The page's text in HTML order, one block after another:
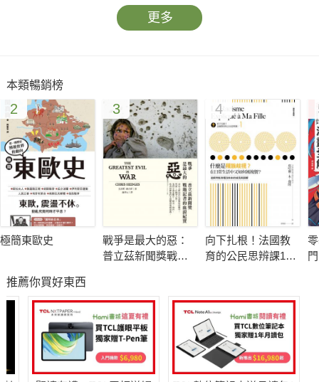
1970年代儒法鬥爭事件是思想分歧「一分為二」的典型範例。劉
紀蕙以此事件作為哲學考掘學的標記與索引，討論中國思想史中
同時繞道西方，說明當代漢學家如朱利安與畢來德等人為何無法
掌握法家與道家最為激進的批判政治力量。相反的，1968年前後
受到毛澤東「一分為二」啟發的當代思想家，包括阿圖塞、洪席
耶、巴里巴爾以及巴迪烏等人，卻以唯物辯證的方法論，持續回
應當前社會的難題。
最後，本書重返中國政治思想，以晚清章太炎的政治理念，作為
對於當代仍有啟發意義的「解放性批判政治」代表。
更多
本類暢銷榜
2
極簡東歐史
3
戰爭是最大的惡：
普立茲新聞獎戰地
4
向下扎根！法國教
育的公民思辨課1－
又如何被複
製？」：追根究柢
各種沒來由的成見
與誤解
推薦你買好東西